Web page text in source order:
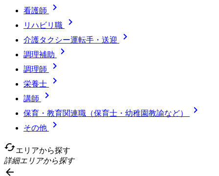
看護師 
リハビリ職 
介護タクシー運転手・送迎 
調理補助 
調理師 
栄養士 
講師 
保育・教育関連職（保育士・幼稚園教諭など） 
その他

cachedエリアから探す
詳細エリアから探す
